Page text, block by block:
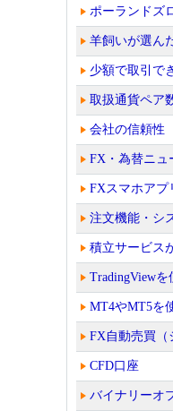
ポーランドズ
羊飼いが選ん
少額で取引で
取扱通貨ペア
会社の信頼性
FX・為替ニュ
FXスマホアプ
注文機能・シ
積立サービス
TradingView
MT4やMT5を
FX自動売買（
CFD口座
バイナリーオ